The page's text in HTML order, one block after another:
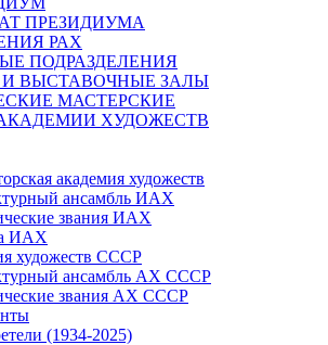
ПРЕЗИДИУМА
РАХ
ПОДРАЗДЕЛЕНИЯ
И ВЫСТАВОЧНЫЕ ЗАЛЫ
МАСТЕРСКИЕ
ХУДОЖЕСТВ
академия художеств
ансамбль ИАХ
звания ИАХ
ИАХ
художеств СССР
ансамбль АХ СССР
звания АХ СССР
(1934-2025)